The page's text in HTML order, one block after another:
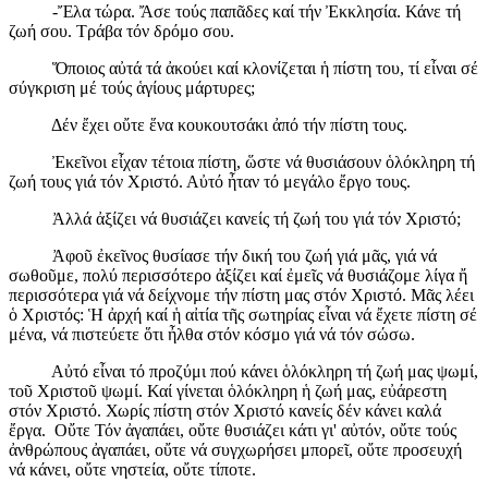
-Ἔλα τώρα. Ἄσε τούς παπᾶδες καί τήν Ἐκκλησία. Κάνε τή
ζωή σου. Τράβα τόν δρόμο σου.
Ὅποιος αὐτά τά ἀκούει καί κλονίζεται ἡ πίστη του, τί εἶναι σέ
σύγκριση μέ τούς ἁγίους μάρτυρες;
Δέν ἔχει οὔτε ἕνα κουκουτσάκι ἀπό τήν πίστη τους.
Ἐκεῖνοι εἶχαν τέτοια πίστη, ὥστε νά θυσιάσουν ὁλόκληρη τή
ζωή τους γιά τόν Χριστό. Αὐτό ἦταν τό μεγάλο ἔργο τους.
Ἀλλά ἀξίζει νά θυσιάζει κανείς τή ζωή του γιά τόν Χριστό;
Ἀφοῦ ἐκεῖνος θυσίασε τήν δική του ζωή γιά μᾶς, γιά νά
σωθοῦμε, πολύ περισσότερο ἀξίζει καί ἐμεῖς νά θυσιάζομε λίγα ἤ
περισσότερα γιά νά δείχνομε τήν πίστη μας στόν Χριστό. Μᾶς λέει
ὁ Χριστός: Ἡ ἀρχή καί ἡ αἰτία τῆς σωτηρίας εἶναι νά ἔχετε πίστη σέ
μένα, νά πιστεύετε ὅτι ἦλθα στόν κόσμο γιά νά τόν σώσω.
Αὐτό εἶναι τό προζύμι πού κάνει ὁλόκληρη τή ζωή μας ψωμί,
τοῦ Χριστοῦ ψωμί. Καί γίνεται ὁλόκληρη ἡ ζωή μας, εὐάρεστη
στόν Χριστό. Χωρίς πίστη στόν Χριστό κανείς δέν κάνει καλά
ἔργα. Οὔτε Τόν ἀγαπάει, οὔτε θυσιάζει κάτι γι' αὐτόν, οὔτε τούς
ἀνθρώπους ἀγαπάει, οὔτε νά συγχωρήσει μπορεῖ, οὔτε προσευχή
νά κάνει, οὔτε νηστεία, οὔτε τίποτε.